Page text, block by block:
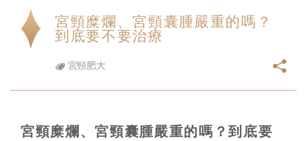
宮頸糜爛、宮頸囊腫嚴重的嗎？
到底要不要治療
宮頸肥大
宮頸糜爛、宮頸囊腫嚴重的嗎？到底要